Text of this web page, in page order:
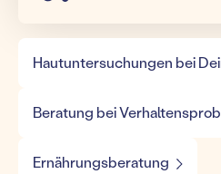
Hautuntersuchungen bei
Beratung bei
Ernährungsberatung